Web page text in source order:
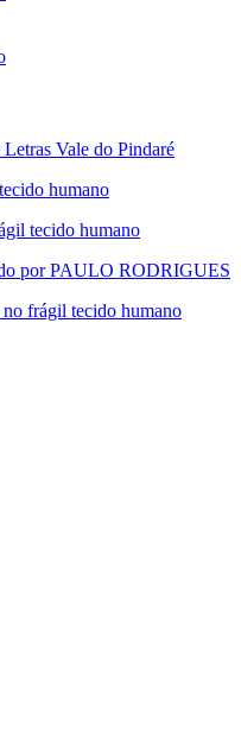
Vale do Pindaré
humano
tecido humano
por PAULO RODRIGUES
frágil tecido humano